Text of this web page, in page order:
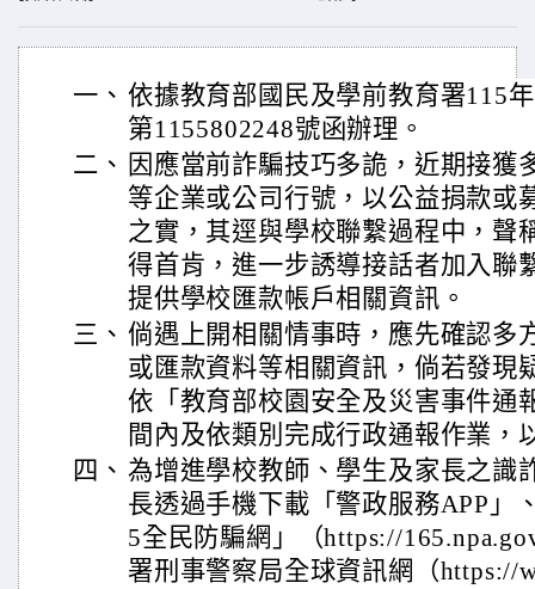
一、 依據教育部國民及學前教育署115
第1155802248號函辦理。
二、 因應當前詐騙技巧多詭，近期接獲
等企業或公司行號，以公益捐款或
之實，其逕與學校聯繫過程中，聲
得首肯，進一步誘導接話者加入聯
提供學校匯款帳戶相關資訊。
三、 倘遇上開相關情事時，應先確認多
或匯款資料等相關資訊，倘若發現
依「教育部校園安全及災害事件通
間內及依類別完成行政通報作業，
四、 為增進學校教師、學生及家長之識
長透過手機下載「警政服務APP」
5全民防騙網」（https://
署刑事警察局全球資訊網（https://